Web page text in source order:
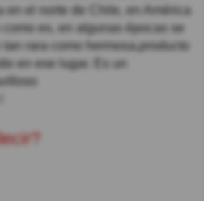
en el norte de Chile, en América
es, en algunas épocas se
rara como hermosa,producto
en ese lugar. Es un